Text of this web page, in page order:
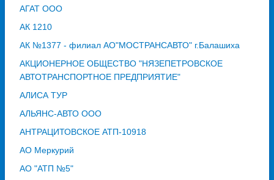
АГАТ ООО
АК 1210
АК №1377 - филиал АО"МОСТРАНСАВТО" г.Балашиха
АКЦИОНЕРНОЕ ОБЩЕСТВО "НЯЗЕПЕТРОВСКОЕ
АВТОТРАНСПОРТНОЕ ПРЕДПРИЯТИЕ"
АЛИСА ТУР
АЛЬЯНС-АВТО ООО
АНТРАЦИТОВСКОЕ АТП-10918
АО Меркурий
АО "АТП №5"